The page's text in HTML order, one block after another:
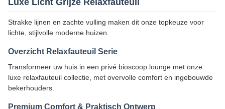
Luxe Licht Grijze Relaxfauteuil
Strakke lijnen en zachte vulling maken dit onze topkeuze voor
lichte, stijlvolle moderne huizen.
Overzicht Relaxfauteuil Serie
Transformeer uw huis in een privé bioscoop lounge met onze
luxe relaxfauteuil collectie, met overvolle comfort en ingebouwde
bekerhouders.
Premium Comfort & Praktisch Ontwerp